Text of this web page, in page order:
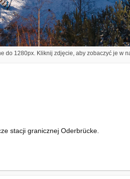
do 1280px. Kliknij zdjęcie, aby zobaczyć je w
stacji granicznej Oderbrücke.